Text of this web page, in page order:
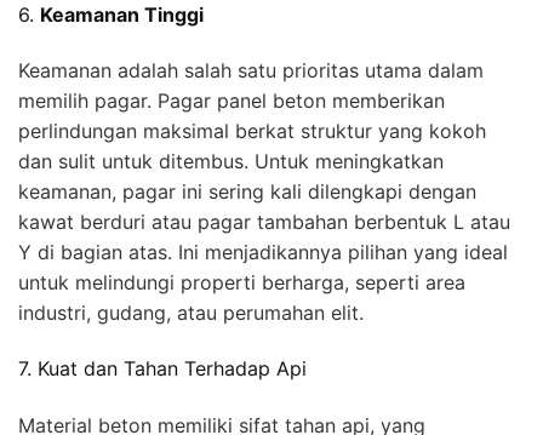
6. Keamanan Tinggi
Keamanan adalah salah satu prioritas utama dalam
memilih pagar. Pagar panel beton memberikan
perlindungan maksimal berkat struktur yang kokoh
dan sulit untuk ditembus. Untuk meningkatkan
keamanan, pagar ini sering kali dilengkapi dengan
kawat berduri atau pagar tambahan berbentuk L atau
Y di bagian atas. Ini menjadikannya pilihan yang ideal
untuk melindungi properti berharga, seperti area
industri, gudang, atau perumahan elit.
7. Kuat dan Tahan Terhadap Api
Material beton memiliki sifat tahan api, yang